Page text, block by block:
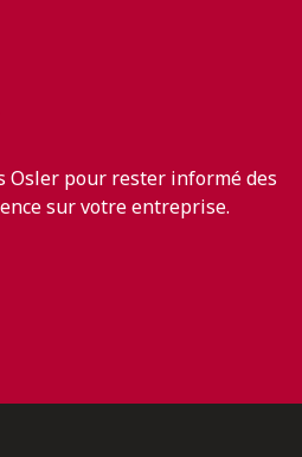
Osler pour rester informé des
sur votre entreprise.